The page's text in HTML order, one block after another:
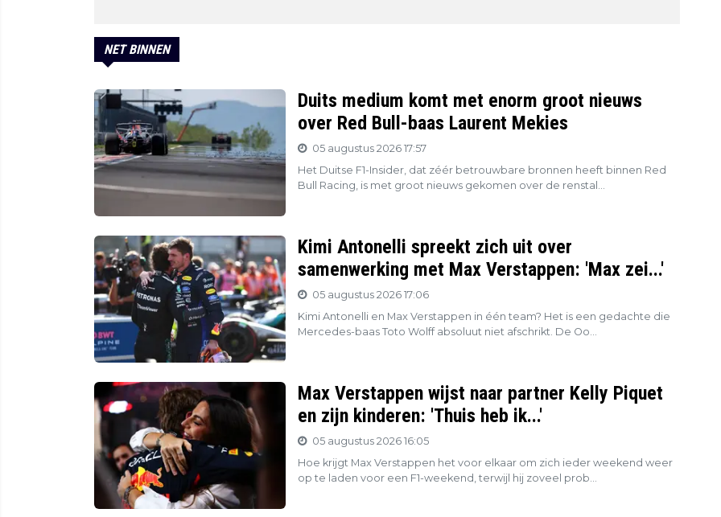
NET BINNEN
Duits medium komt met enorm groot nieuws
over Red Bull-baas Laurent Mekies
05 augustus 2026 17:57
Het Duitse F1-Insider, dat zéér betrouwbare bronnen heeft binnen Red
Bull Racing, is met groot nieuws gekomen over de renstal...
Kimi Antonelli spreekt zich uit over
samenwerking met Max Verstappen: 'Max zei...'
05 augustus 2026 17:06
Kimi Antonelli en Max Verstappen in één team? Het is een gedachte die
Mercedes-baas Toto Wolff absoluut niet afschrikt. De Oo...
Max Verstappen wijst naar partner Kelly Piquet
en zijn kinderen: 'Thuis heb ik...'
05 augustus 2026 16:05
Hoe krijgt Max Verstappen het voor elkaar om zich ieder weekend weer
op te laden voor een F1-weekend, terwijl hij zoveel prob...